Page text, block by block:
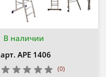
В наличии
арт. APE 1406
(0)